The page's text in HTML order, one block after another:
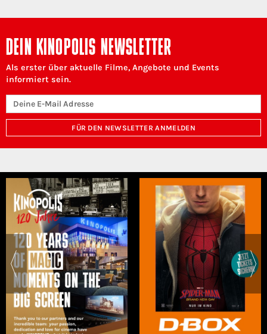
DEIN KINOPOLIS NEWSLETTER
Als erster über aktuelle Filme, Angebote und Events
informiert sein.
FÜR DEN NEWSLETTER ANMELDEN